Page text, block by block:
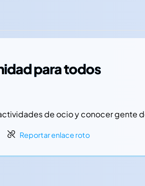
para todos
de ocio y conocer gente
Reportar enlace roto